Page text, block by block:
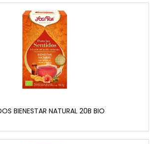
BIENESTAR NATURAL 20B BIO